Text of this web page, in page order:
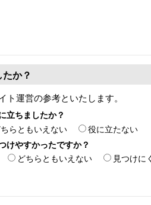
か？
ト運営の参考といたします。
立ちましたか？
ちらともいえない
役に立たない
けやすかったですか？
どちらともいえない 見つけに